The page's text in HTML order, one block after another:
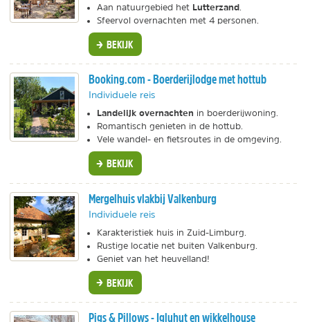
Aan natuurgebied het Lutterzand
Sfeervol overnachten met 4 personen.
BEKIJK
Booking.com - Boerderijlodge met hottub
Individuele reis
Landelijk overnachten in boerderijwoning.
Romantisch genieten in de hottub.
Vele wandel- en fietsroutes in de omgeving.
BEKIJK
Mergelhuis vlakbij Valkenburg
Individuele reis
Karakteristiek huis in Zuid-Limburg.
Rustige locatie net buiten Valkenburg.
Geniet van het heuvelland!
BEKIJK
Pigs & Pillows - Igluhut en wikkelhouse